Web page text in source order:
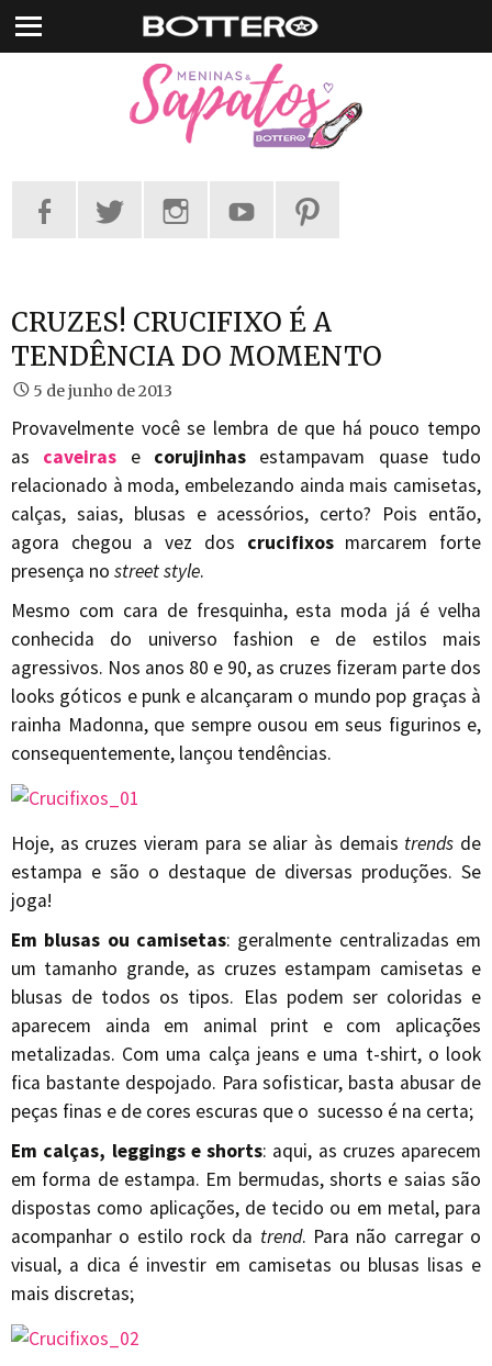
Pular
para
CRUZES! CRUCIFIXO É A
TENDÊNCIA DO MOMENTO
5 de junho de 2013
Provavelmente você se lembra de que há pouco tempo
as caveiras e corujinhas estampavam quase tudo
relacionado à moda, embelezando ainda mais camisetas,
calças, saias, blusas e acessórios, certo? Pois então,
agora chegou a vez dos crucifixosmarcarem forte
presença no street style.
Mesmo com cara de fresquinha, esta moda já é velha
conhecida do universo fashion e de estilos mais
agressivos. Nos anos 80 e 90, as cruzes fizeram parte dos
looks góticos e punk e alcançaram o mundo pop graças à
rainha Madonna, que sempre ousou em seus figurinos e,
consequentemente, lançou tendências.
Hoje, as cruzes vieram para se aliar às demais trends de
estampa e são o destaque de diversas produções. Se
joga!
Em blusas ou camisetas: geralmente centralizadas em
um tamanho grande, as cruzes estampam camisetas e
blusas de todos os tipos. Elas podem ser coloridas e
aparecem ainda em animal print e com aplicações
metalizadas. Com uma calça jeans e uma t-shirt, o look
fica bastante despojado. Para sofisticar, basta abusar de
peças finas e de cores escuras que o sucesso é na certa;
Em calças, leggings e shorts: aqui, as cruzes aparecem
em forma de estampa. Em bermudas, shorts e saias são
dispostas como aplicações, de tecido ou em metal, para
acompanhar o estilo rock da trend. Para não carregar o
visual, a dica é investir em camisetas ou blusas lisas e
mais discretas;